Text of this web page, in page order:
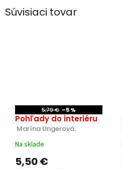
Súvisiaci tovar
5,79 € –5 %
Pohľady do interiéru
Marína Ungerová.
Na sklade
5,50 €